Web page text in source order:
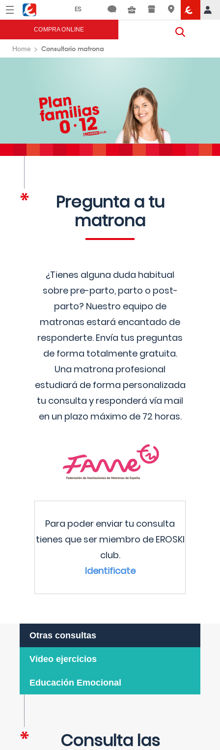
Menú Eroski
COMPRA ONLINE
Home Consultorio matrona
Pregunta a tu
matrona
¿Tienes alguna duda habitual
sobre pre-parto, parto o post-
parto? Nuestro equipo de
matronas estará encantado de
responderte. Envía tus preguntas
de forma totalmente gratuita.
Una matrona profesional
estudiará de forma personalizada
tu consulta y responderá vía mail
en un plazo máximo de 72 horas.
Para poder enviar tu consulta
tienes que ser miembro de EROSKI
club.
Identificate
Otras consultas
Video ejercicios
Educación Emocional
Consulta las